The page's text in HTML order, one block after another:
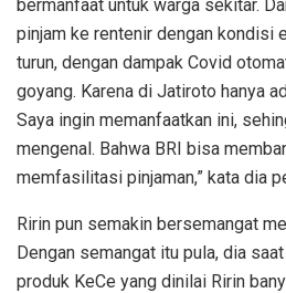
bermanfaat untuk warga sekitar.
pinjam ke rentenir dengan kondisi
turun, dengan dampak Covid
goyang. Karena di Jatiroto hanya
Saya ingin memanfaatkan ini,
mengenal. Bahwa BRI bisa
memfasilitasi pinjaman,” kata dia
Ririn pun semakin bersemangat
Dengan semangat itu pula, dia
produk KeCe yang dinilai Ririn